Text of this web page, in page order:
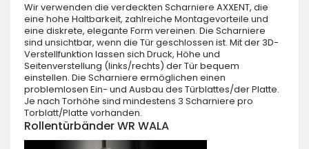
Wir verwenden die verdeckten Scharniere AXXENT, die
eine hohe Haltbarkeit, zahlreiche Montagevorteile und
eine diskrete, elegante Form vereinen. Die Scharniere
sind unsichtbar, wenn die Tür geschlossen ist. Mit der 3D-
Verstellfunktion lassen sich Druck, Höhe und
Seitenverstellung (links/rechts) der Tür bequem
einstellen. Die Scharniere ermöglichen einen
problemlosen Ein- und Ausbau des Türblattes/der Platte.
Je nach Torhöhe sind mindestens 3 Scharniere pro
Torblatt/Platte vorhanden.
Rollentürbänder WR WALA